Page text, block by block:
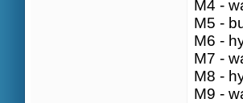
M4 -
M5 -
M6 -
M7 -
M8 -
M9 -